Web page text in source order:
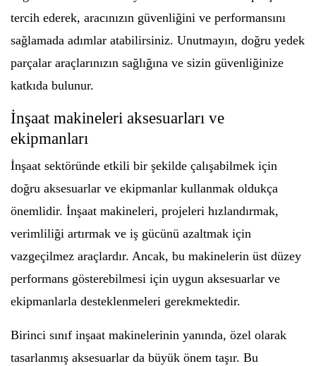
tercih ederek, aracınızın güvenliğini ve performansını
sağlamada adımlar atabilirsiniz. Unutmayın, doğru yedek
parçalar araçlarınızın sağlığına ve sizin güvenliğinize
katkıda bulunur.
İnşaat makineleri aksesuarları ve
ekipmanları
İnşaat sektöründe etkili bir şekilde çalışabilmek için
doğru aksesuarlar ve ekipmanlar kullanmak oldukça
önemlidir. İnşaat makineleri, projeleri hızlandırmak,
verimliliği artırmak ve iş gücünü azaltmak için
vazgeçilmez araçlardır. Ancak, bu makinelerin üst düzey
performans gösterebilmesi için uygun aksesuarlar ve
ekipmanlarla desteklenmeleri gerekmektedir.
Birinci sınıf inşaat makinelerinin yanında, özel olarak
tasarlanmış aksesuarlar da büyük önem taşır. Bu